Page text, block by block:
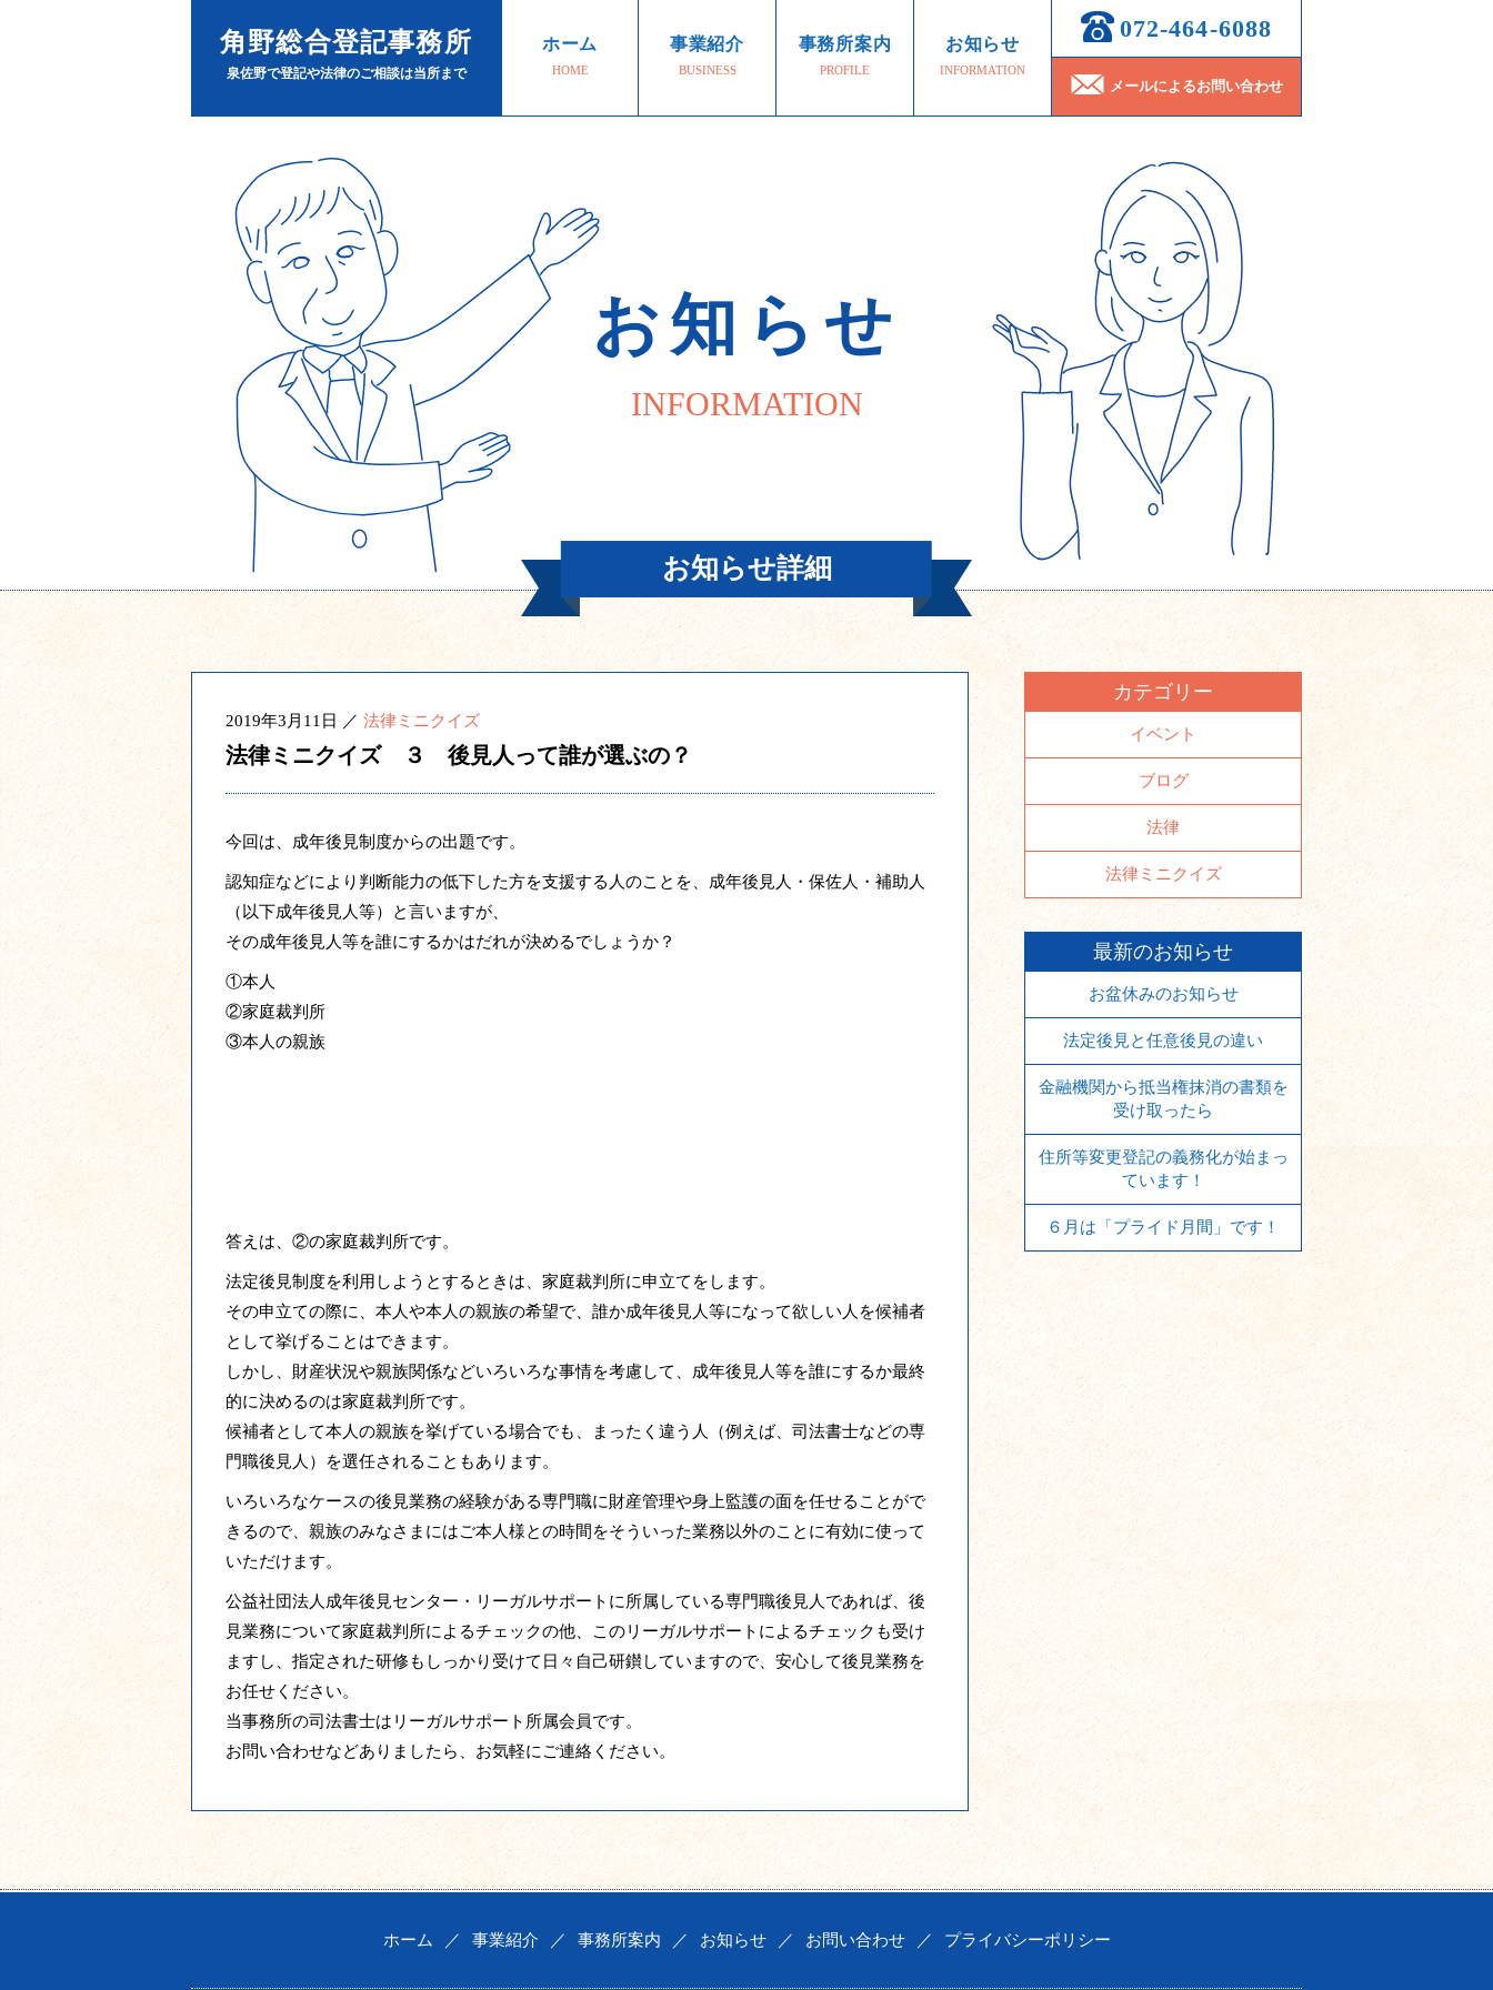
角野総合登記事務所
泉佐野で登記や法律のご相談は当所まで
ホーム
HOME
事業紹介
BUSINESS
事務所案内
PROFILE
お知らせ
INFORMATION
072-464-6088
メールによるお問い合わせ
お知らせ
INFORMATION
お知らせ詳細
2019年3月11日 ／ 法律ミニクイズ
法律ミニクイズ ３ 後見人って誰が選ぶの？
今回は、成年後見制度からの出題です。
認知症などにより判断能力の低下した方を支援する人のことを、成年後見人・保佐人・補助人
（以下成年後見人等）と言いますが、
その成年後見人等を誰にするかはだれが決めるでしょうか？
①本人
②家庭裁判所
③本人の親族
答えは、②の家庭裁判所です。
法定後見制度を利用しようとするときは、家庭裁判所に申立てをします。
その申立ての際に、本人や本人の親族の希望で、誰か成年後見人等になって欲しい人を候補者
として挙げることはできます。
しかし、財産状況や親族関係などいろいろな事情を考慮して、成年後見人等を誰にするか最終
的に決めるのは家庭裁判所です。
候補者として本人の親族を挙げている場合でも、まったく違う人（例えば、司法書士などの専
門職後見人）を選任されることもあります。
いろいろなケースの後見業務の経験がある専門職に財産管理や身上監護の面を任せることがで
きるので、親族のみなさまにはご本人様との時間をそういった業務以外のことに有効に使って
いただけます。
公益社団法人成年後見センター・リーガルサポートに所属している専門職後見人であれば、後
見業務について家庭裁判所によるチェックの他、このリーガルサポートによるチェックも受け
ますし、指定された研修もしっかり受けて日々自己研鑚していますので、安心して後見業務を
お任せください。
当事務所の司法書士はリーガルサポート所属会員です。
お問い合わせなどありましたら、お気軽にご連絡ください。
カテゴリー
イベント
ブログ
法律
法律ミニクイズ
最新のお知らせ
お盆休みのお知らせ
法定後見と任意後見の違い
金融機関から抵当権抹消の書類を
受け取ったら
住所等変更登記の義務化が始まっ
ています！
６月は「プライド月間」です！
ホーム ／ 事業紹介 ／ 事務所案内 ／ お知らせ ／ お問い合わせ ／ プライバシーポリシー